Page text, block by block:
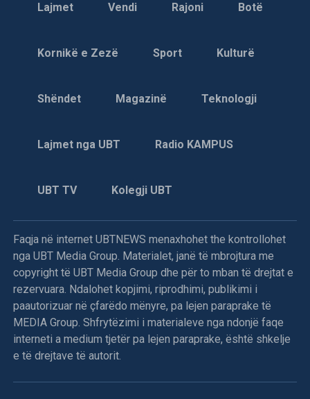
Lajmet Vendi Rajoni Botë
Kornikë e Zezë Sport Kulturë
Shëndet Magazinë Teknologji
Lajmet nga UBT Radio KAMPUS
UBT TV Kolegji UBT
Faqja në internet UBTNEWS menaxhohet the kontrollohet
nga UBT Media Group. Materialet, janë të mbrojtura me
copyright të UBT Media Group dhe për to mban të drejtat e
rezervuara. Ndalohet kopjimi, riprodhimi, publikimi i
paautorizuar në çfarëdo mënyre, pa lejen paraprake të
MEDIA Group. Shfrytëzimi i materialeve nga ndonjë faqe
interneti a medium tjetër pa lejen paraprake, është shkelje
e të drejtave të autorit.